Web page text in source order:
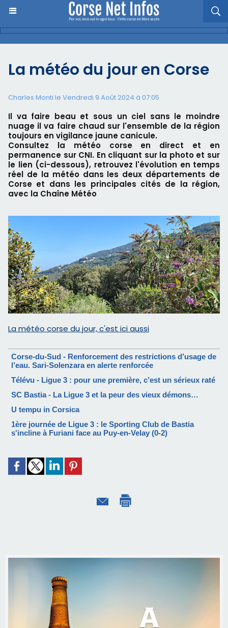
La météo du jour en Corse
Charles Monti le Vendredi 9 Août 2024 à 07:05
Il va faire beau et sous un ciel sans le moindre
nuage il va faire chaud sur l'ensemble de la région
toujours en vigilance jaune canicule.
Consultez la météo corse en direct et en
permanence sur CNI. En cliquant sur la photo et sur
le lien (ci-dessous), retrouvez l'évolution en temps
réel de la météo dans les deux départements de
Corse et dans les principales cités de la région,
avec la Chaîne Météo
La météo corse du jour, c'est ici aussi
Corse-du-Sud - Renforcement des restrictions d’usage de
l’eau. Sari-Solenzara en alerte renforcée
Télévu - Ligue 3 : pour une première, c’est un sérieux raté
SC Bastia - La Ligue 3 et la peur des vieux démons…
U tempu in Corsica
1ère journée de Ligue 3 : le Sporting Club de Bastia
s'incline à Furiani face au Puy-en-Velay (0-2)